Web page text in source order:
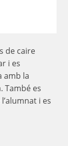
de caire
i es
amb la
També es
i es